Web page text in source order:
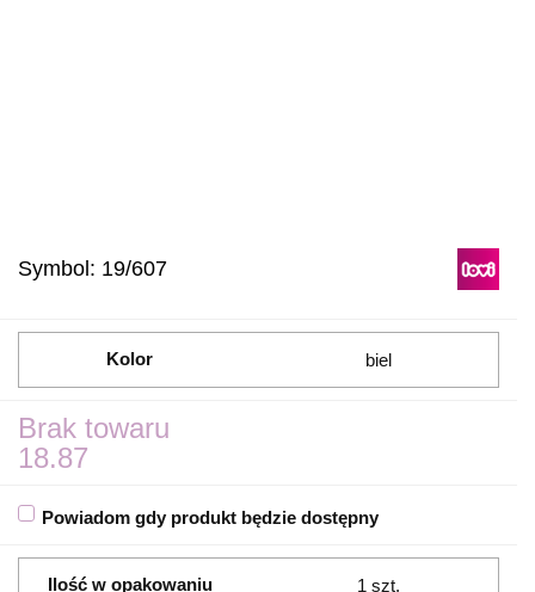
Symbol: 19/607
Kolor biel
Brak towaru
18.87
Powiadom gdy produkt będzie dostępny
Ilość w opakowaniu 1 szt.